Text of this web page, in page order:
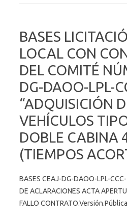
BASES
LOCAL CON
DEL COMITÉ
DG-DAOO-LPL-
“ADQUISICIÓN
VEHÍCULOS
DOBLE CABINA
(TIEMPOS
BASES CEAJ-DG-DAOO-LPL-
DE ACLARACIONES ACTA
FALLO